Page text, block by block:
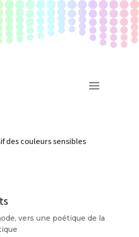
des couleurs sensibles
vers une poétique de la